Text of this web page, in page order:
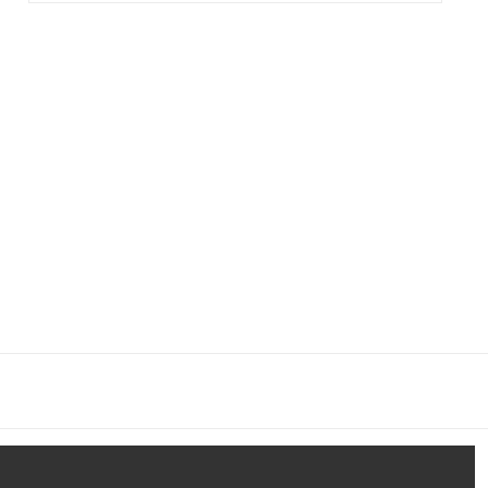
DANA SJEĆANJA 2026.
ODŽAK: POZIV ZA NARANČASTE GRANTOVE